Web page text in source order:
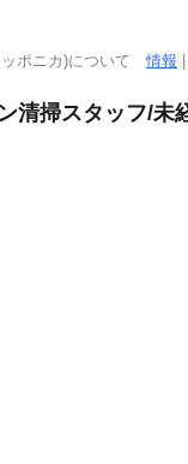
ッポニカ)について情報
清掃スタッフ/未